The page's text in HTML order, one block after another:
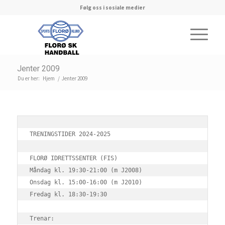
Følg oss i sosiale medier
Jenter 2009
Du er her: Hjem / Jenter 2009
TRENINGSTIDER 2024-2025
FLORØ IDRETTSSENTER (FIS)
Måndag kl. 19:30-21:00 (m J2008)
Onsdag kl. 15:00-16:00 (m J2010)
Fredag kl. 18:30-19:30
Trenar: